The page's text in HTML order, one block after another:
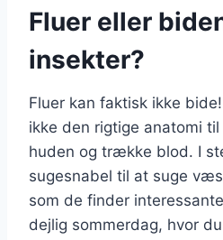
Fluer eller
insekter?
Fluer kan faktisk ikke
ikke den rigtige anatomi
huden og trække blod. I
sugesnabel til at suge
som de finder
dejlig sommerdag, hvor